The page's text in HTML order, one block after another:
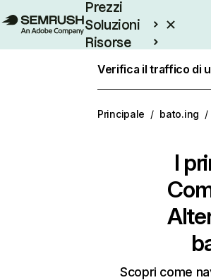
Prezzi
Soluzioni
Risorse
Verifica il traffico di
Principale / bato.ing /
I
Scopri come